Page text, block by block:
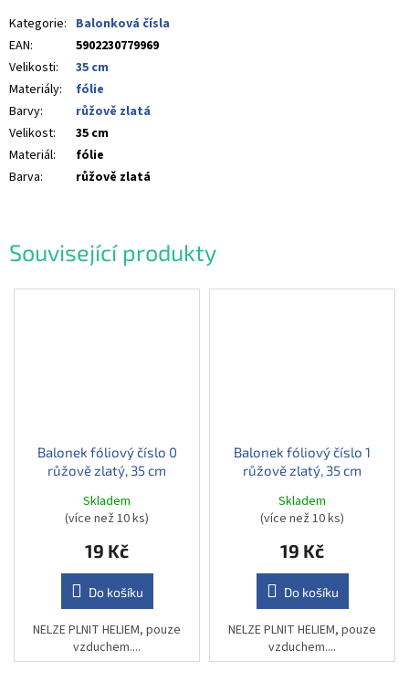
Související produkty
Balonek fóliový číslo 0
růžově zlatý, 35 cm
Skladem
(více než 10 ks)
19 Kč
Do košíku
NELZE PLNIT HELIEM, pouze
vzduchem....
Balonek fóliový číslo 1
růžově zlatý, 35 cm
Skladem
(více než 10 ks)
19 Kč
Do košíku
NELZE PLNIT HELIEM, pouze
vzduchem....
Kategorie: Balonková čísla
EAN:
5902230779969
Velikosti:
35 cm
Materiály:
fólie
Barvy:
růžově zlatá
Velikost:
35 cm
Materiál:
fólie
Barva: růžově zlatá